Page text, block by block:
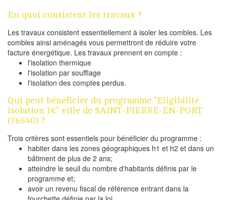
En quoi consistent les travaux ?
Les travaux consistent essentiellement à isoler les combles. Les
combles ainsi aménagés vous permettront de réduire votre
facture énergétique. Les travaux prennent en compte :
l'isolation thermique
l'isolation par soufflage
l'isolation des comptes perdus.
Qui peut bénéficier du programme "Eligibilité
isolation 1€" ville de SAINT-PIERRE-EN-PORT
(76540) ?
Trois critères sont essentiels pour bénéficier du programme :
habiter dans les zones géographiques h1 et h2 et dans un
bâtiment de plus de 2 ans;
atteindre le seuil du nombre d'habitants définis par le
programme et;
avoir un revenu fiscal de référence entrant dans la